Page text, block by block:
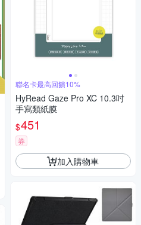
聯名卡最高回饋10%
HyRead Gaze Pro XC 10.3吋
手寫類紙膜
$451
券
加入購物車